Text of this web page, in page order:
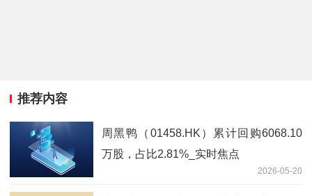
推荐内容
周黑鸭（01458.HK）累计回购6068.10
万股，占比2.81%_实时焦点
2026-05-20